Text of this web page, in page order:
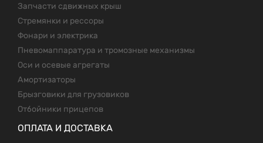
Запчасти сдвижных крыш
Стремянки и рессоры
Фонари и электрика
Пневомаппаратура и тромозные механизмы
Оси и осевые агрегаты
Амортизаторы
Брызговики для грузовиков
Отбойники прицепов
ОПЛАТА И ДОСТАВКА